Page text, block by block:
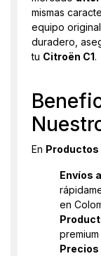
mismas
equipo
duradero,
tu Citroën C1.
En Productos
Envíos
en